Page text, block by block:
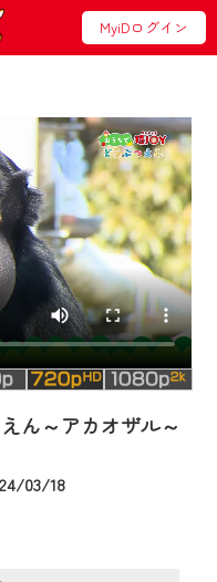
MyiDログイン
ん～アカオザル～
03/18
Web TV』は2024
します！
住まいの地域
。
ザから、いつ
！